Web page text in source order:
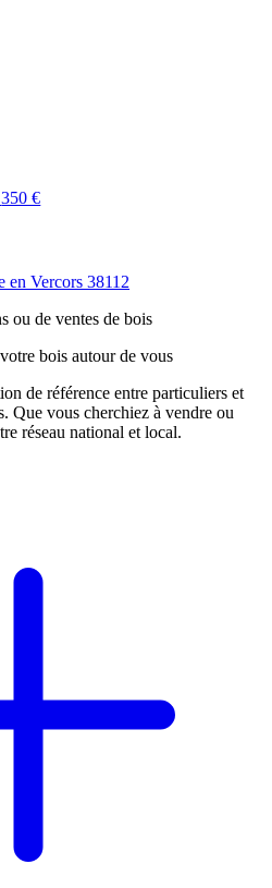
350 €
en Vercors 38112
ou de ventes de bois
bois autour de vous
de référence entre particuliers et
Que vous cherchiez à vendre ou
réseau national et local.